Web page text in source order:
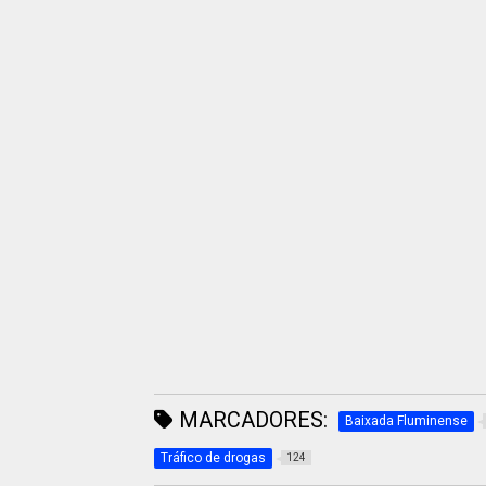
MARCADORES: Baixada Fluminense
Tráfico de drogas 124